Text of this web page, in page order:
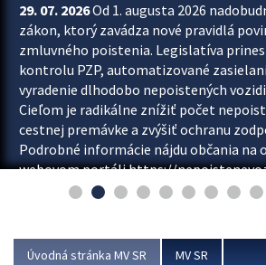
29. 07. 2026Od 1. augusta 2026
zákon, ktorý zavádza nové pravidlá
zmluvného poistenia. Legislatíva
kontrolu PZP, automatizované
vyradenie dlhodobo nepoistených
Cieľom je radikálne znížiť počet
cestnej premávke a zvýšiť ochranu
Podrobné informácie nájdu občania na
webovom portáli https://
ktorom od augusta pribudne aj
Úvodná stránka MV SR MV SR